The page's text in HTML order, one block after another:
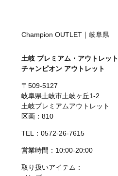
Champion OUTLET｜岐阜県
土岐 プレミアム・アウトレット
チャンピオン アウトレット
〒509-5127
岐阜県土岐市土岐ヶ丘1-2
土岐プレミアムアウトレット
区画：810
TEL：0572-26-7615
営業時間：10:00-20:00
取り扱いアイテム：